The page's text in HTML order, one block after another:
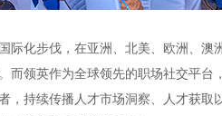
化步伐，在亚洲、北美、欧洲、澳
领英作为全球领先的职场社交平台
持续传播人才市场洞察、人才获取